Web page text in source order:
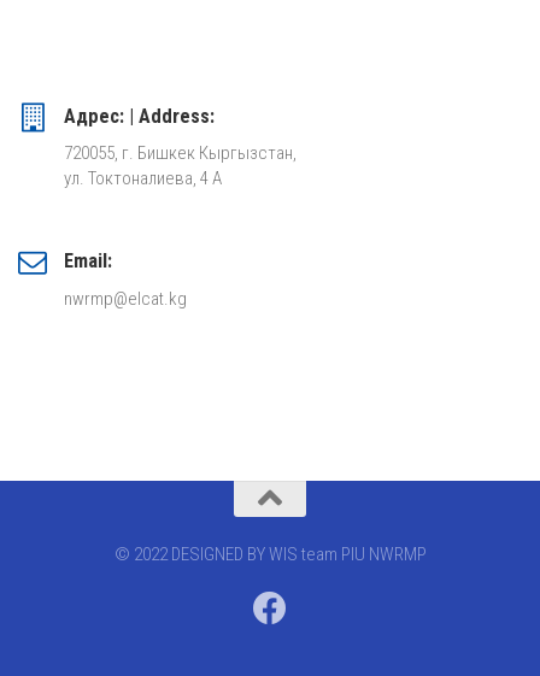
Адрес: | Address:
720055, г. Бишкек Кыргызстан,
ул. Токтоналиева, 4 А
Email:
nwrmp@elcat.kg
© 2022 DESIGNED BY WIS team PIU NWRMP